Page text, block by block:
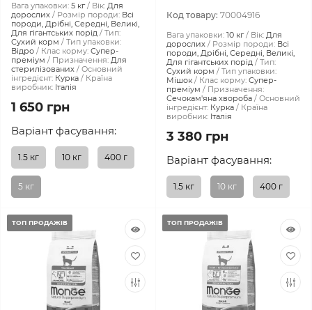
Вага упаковки: 5 кг Вік: Для
дорослих
Розмір породи: Всі
породи, Дрібні, Середні, Великі,
Для гігантських порід
Тип:
Сухий корм
Тип упаковки:
Відро
Клас корму: Супер-
преміум
Призначення: Для
стерилізованих
Основний
інгредієнт: Курка
Країна
виробник: Італія
1 650 грн
Варіант фасування:
1.5 кг 10 кг 400 г
5 кг
Код товару: 70004916
Вага упаковки: 10 кг Вік: Для
дорослих
Розмір породи: Всі
породи, Дрібні, Середні, Великі,
Для гігантських порід
Тип:
Сухий корм
Тип упаковки:
Мішок
Клас корму: Супер-
преміум
Призначення:
Сечокам'яна хвороба
Основний
інгредієнт: Курка
Країна
виробник: Італія
3 380 грн
Варіант фасування:
1.5 кг 10 кг 400 г
ТОП ПРОДАЖІВ ТОП ПРОДАЖІВ